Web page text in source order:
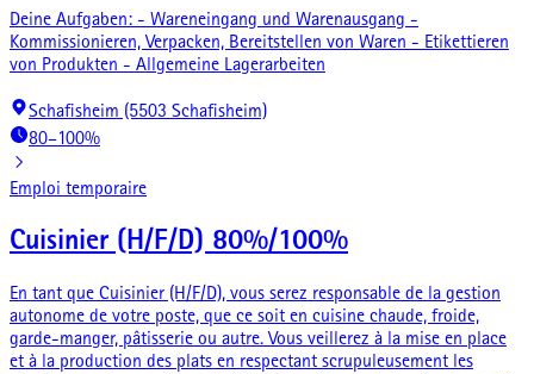
Deine Aufgaben: - Wareneingang und Warenausgang -
Kommissionieren, Verpacken, Bereitstellen von Waren - Etikettieren
von Produkten - Allgemeine Lagerarbeiten
Schafisheim (5503 Schafisheim)
80–100%
Emploi temporaire
Cuisinier (H/F/D) 80%/100%
En tant que Cuisinier (H/F/D), vous serez responsable de la gestion
autonome de votre poste, que ce soit en cuisine chaude, froide,
garde-manger, pâtisserie ou autre. Vous veillerez à la mise en place
et à la production des plats en respectant scrupuleusement les